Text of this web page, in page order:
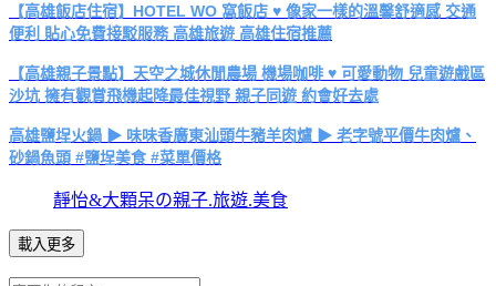
【高雄飯店住宿】HOTEL WO 窩飯店 ♥ 像家一樣的溫馨舒適感 交通
便利 貼心免費接駁服務 高雄旅遊 高雄住宿推薦
【高雄親子景點】天空之城休閒農場 機場咖啡 ♥ 可愛動物 兒童遊戲區
沙坑 擁有觀賞飛機起降最佳視野 親子同遊 約會好去處
高雄鹽埕火鍋 ▶ 味味香廣東汕頭牛豬羊肉爐 ▶ 老字號平價牛肉爐、
砂鍋魚頭 #鹽埕美食 #菜單價格
靜怡&大顆呆の親子.旅遊.美食
載入更多